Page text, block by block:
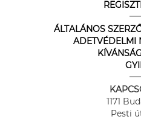
ÁLTALÁNOS
ADETVÉDELMI
1171
Pesti